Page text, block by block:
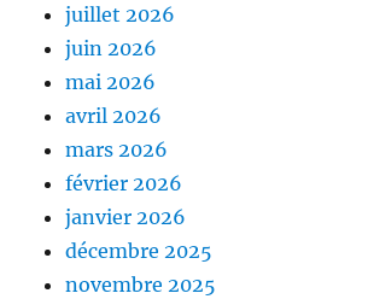
juillet 2026
juin 2026
mai 2026
avril 2026
mars 2026
février 2026
janvier 2026
décembre 2025
novembre 2025